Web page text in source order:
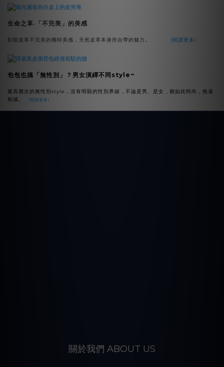
生命之革‧「不完美」的美感
彰顯皮革不完美的獨特美感， 天然皮革本身所自帶的魅力。 (閱讀更多)
包包也搞「無性別」？男女演繹不同style~
最高層次的無性別style，沒有明顯的性別界線， 不論是男、是女，都如此時尚，無違
和感。
(閱讀更多)
關於我們 ABOUT US